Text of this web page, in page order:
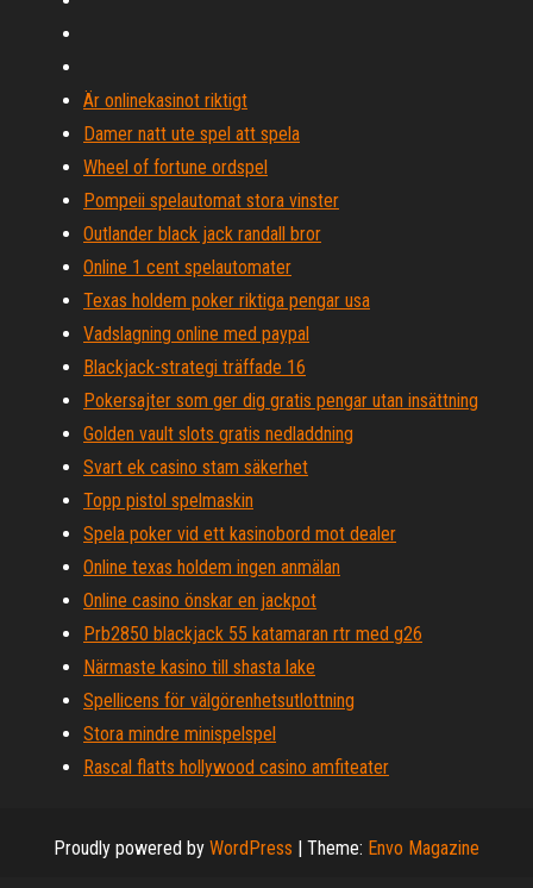
Är onlinekasinot riktigt
Damer natt ute spel att spela
Wheel of fortune ordspel
Pompeii spelautomat stora vinster
Outlander black jack randall bror
Online 1 cent spelautomater
Texas holdem poker riktiga pengar usa
Vadslagning online med paypal
Blackjack-strategi träffade 16
Pokersajter som ger dig gratis pengar utan insättning
Golden vault slots gratis nedladdning
Svart ek casino stam säkerhet
Topp pistol spelmaskin
Spela poker vid ett kasinobord mot dealer
Online texas holdem ingen anmälan
Online casino önskar en jackpot
Prb2850 blackjack 55 katamaran rtr med g26
Närmaste kasino till shasta lake
Spellicens för välgörenhetsutlottning
Stora mindre minispelspel
Rascal flatts hollywood casino amfiteater
Proudly powered by WordPress | Theme: Envo Magazine